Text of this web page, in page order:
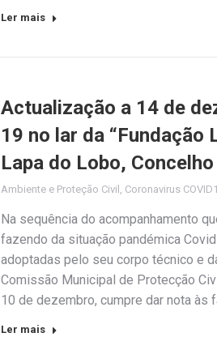
Ler mais
Actualização a 14 de
19 no lar da “Fundação
Lapa do Lobo,
Ambiente e Proteção Civil , Coronavirus
Na sequência do acompanhamento
fazendo da situação pandémica
adoptadas pelo seu corpo técnico e
Comissão Municipal de Protecção
10 de dezembro, cumpre dar nota às
Ler mais